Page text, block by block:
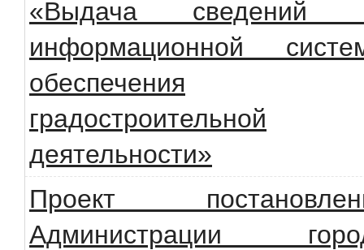
«Выдача сведений
информационной
обеспечения
градостроительной
деятельности»
Проект
Администрации